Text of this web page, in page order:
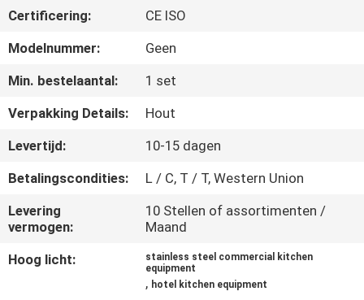
VIDEO'S
ONGEVEER
FABRIEKSREIS
KWALITEITSCONTROLE
CONTACTEER
Certificering:
CE ISO
Modelnummer:
Geen
Min. bestelaantal:
1 set
Verpakking Details:
Hout
Levertijd:
10-15 dagen
Betalingscondities:
L / C, T / T, Western Union
Levering
vermogen:
10 Stellen of assortimenten /
Maand
Hoog licht:
stainless steel commercial kitchen
equipment
, hotel kitchen equipment